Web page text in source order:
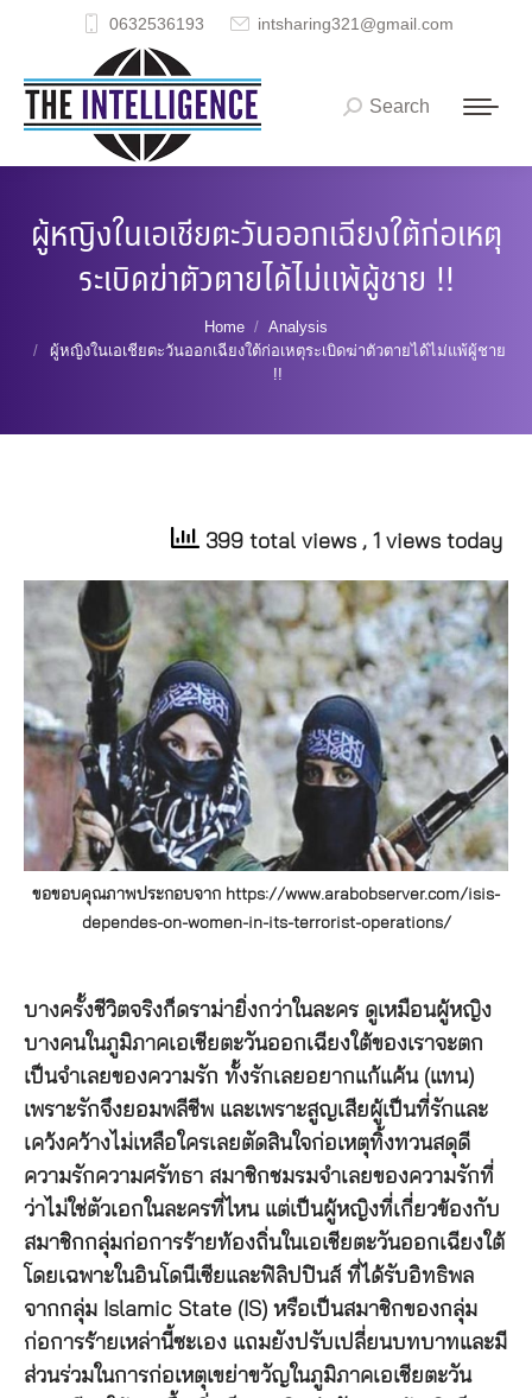
0632536193 intsharing321@gmail.com
Search:
Search
ผู้หญิงในเอเชียตะวันออกเฉียงใต้ก่อเหตุ
ระเบิดฆ่าตัวตายได้ไม่แพ้ผู้ชาย !!
Home
Analysis
ผู้หญิงในเอเชียตะวันออกเฉียงใต้ก่อเหตุระเบิดฆ่าตัวตายได้ไม่แพ้ผู้ชาย
!!
399 total views , 1 views today
ขอขอบคุณภาพประกอบจาก https://www.arabobserver.com/isis-
dependes-on-women-in-its-terrorist-operations/
บางครั้งชีวิตจริงก็ดราม่ายิ่งกว่าในละคร ดูเหมือนผู้หญิง
บางคนในภูมิภาคเอเชียตะวันออกเฉียงใต้ของเราจะตก
เป็นจำเลยของความรัก ทั้งรักเลยอยากแก้แค้น (แทน)
เพราะรักจึงยอมพลีชีพ และเพราะสูญเสียผู้เป็นที่รักและ
เคว้งคว้างไม่เหลือใครเลยตัดสินใจก่อเหตุทิ้งทวนสดุดี
ความรักความศรัทธา สมาชิกชมรมจำเลยของความรักที่
ว่าไม่ใช่ตัวเอกในละครที่ไหน แต่เป็นผู้หญิงที่เกี่ยวข้องกับ
สมาชิกกลุ่มก่อการร้ายท้องถิ่นในเอเชียตะวันออกเฉียงใต้
โดยเฉพาะในอินโดนีเซียและฟิลิปปินส์ ที่ได้รับอิทธิพล
จากกลุ่ม Islamic State (IS) หรือเป็นสมาชิกของกลุ่ม
ก่อการร้ายเหล่านี้ซะเอง แถมยังปรับเปลี่ยนบทบาทและมี
ส่วนร่วมในการก่อเหตุเขย่าขวัญในภูมิภาคเอเชียตะวัน